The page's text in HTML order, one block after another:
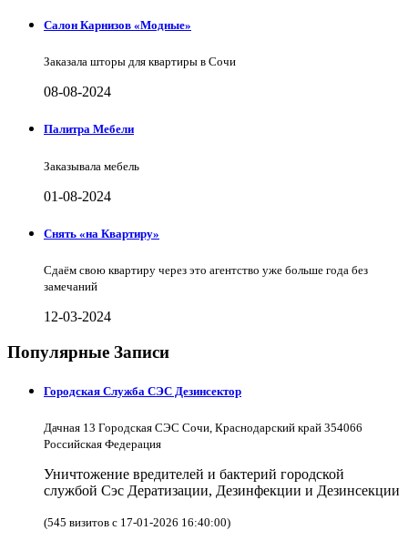
Салон Карнизов «Модные»
Заказала шторы для квартиры в Сочи
08-08-2024
Палитра Мебели
Заказывала мебель
01-08-2024
Снять «на Квартиру»
Сдаём свою квартиру через это агентство уже больше года без
замечаний
12-03-2024
Популярные Записи
Городская Служба СЭС Дезинсектор
Дачная 13 Городская СЭС Сочи, Краснодарский край 354066
Российская Федерация
Уничтожение вредителей и бактерий городской
службой Сэс Дератизации, Дезинфекции и Дезинсекции
(545 визитов с 17-01-2026 16:40:00)